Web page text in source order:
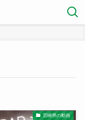
宮崎県の動画